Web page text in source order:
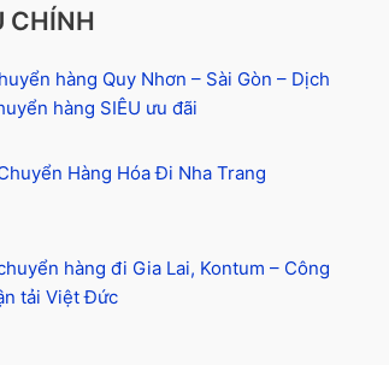
CHÍNH
hàng Quy Nhơn – Sài Gòn – Dịch
hàng SIÊU ưu đãi
Hàng Hóa Đi Nha Trang
hàng đi Gia Lai, Kontum – Công
tải Việt Đức